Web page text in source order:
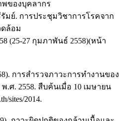
พของบุคลากร
มย์. การประชุมวิชาการโรคจาก
ล้อม
(25-27 กุมภาพันธ์ 2558)(หน้า
การสำรวจภาวะการทำงานของ
ศ. 2558. สืบค้นเมื่อ 10 เมษายน
sites/2014.